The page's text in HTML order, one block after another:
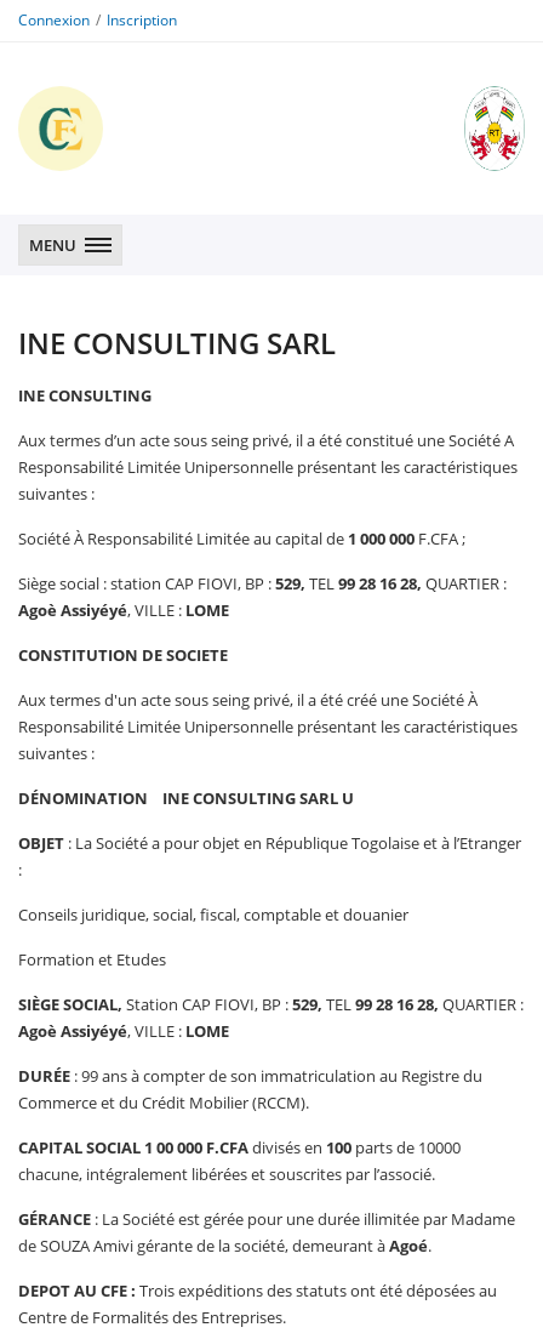
Connexion Inscription
MENU
INE CONSULTING SARL
INE CONSULTING
Aux termes d’un acte sous seing privé, il a été constitué une Société A
Responsabilité Limitée Unipersonnelle présentant les caractéristiques
suivantes :
Société À Responsabilité Limitée au capital de 1 000000 F.CFA ;
Siège social : station CAP FIOVI, BP :529, TEL9928 1628, QUARTIER :
Agoè Assiyéyé, VILLE : LOME
CONSTITUTION DE SOCIETE
Aux termes d'un acte sous seing privé, il a été créé une Société À
Responsabilité Limitée Unipersonnelle présentant les caractéristiques
suivantes :
DÉNOMINATION INE CONSULTINGSARL U
OBJET : La Société a pour objet en République Togolaise et à l’Etranger
:
Conseils juridique, social, fiscal, comptable et douanier
Formation et Etudes
SIÈGE SOCIAL, Station CAP FIOVI, BP :529, TEL9928 1628, QUARTIER :
Agoè Assiyéyé, VILLE : LOME
DURÉE : 99 ans à compter de son immatriculation au Registre du
Commerce et du Crédit Mobilier (RCCM).
CAPITAL SOCIAL 1 00000 F.CFAdivisés en 100 parts de 10000
chacune, intégralement libérées et souscrites par l’associé.
GÉRANCE : La Société est gérée pour une durée illimitée par Madame
de SOUZA Amivi gérante de la société, demeurant àAgoé.
DEPOT AU CFE : Trois expéditions des statuts ont été déposées au
Centre de Formalités des Entreprises.